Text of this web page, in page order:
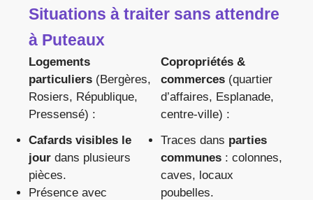
Situations à traiter sans attendre
à Puteaux
Logements
particuliers (Bergères,
Rosiers, République,
Pressensé) :
Cafards visibles le
jour dans plusieurs
pièces.
Présence avec
Copropriétés &
commerces (quartier
d’affaires, Esplanade,
centre-ville) :
Traces dans parties
communes : colonnes,
caves, locaux
poubelles.